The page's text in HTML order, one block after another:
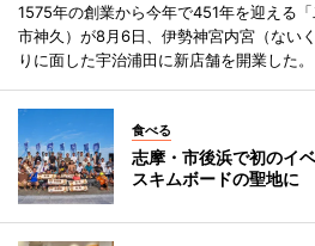
1575年の創業から今年で451年を迎える
市神久）が8月6日、伊勢神宮内宮（ない
りに面した宇治浦田に新店舗を開業した。
食べる
志摩・市後浜で初のイ
スキムボードの聖地に